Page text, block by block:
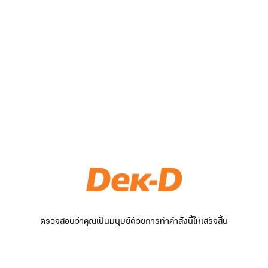
ตรวจสอบว่าคุณเป็นมนุษย์ด้วยการทำคำสั่งนี้ให้เสร็จสิ้น